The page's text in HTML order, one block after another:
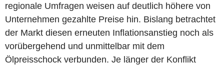
regionale Umfragen weisen auf deutlich höhere von
Unternehmen gezahlte Preise hin. Bislang betrachtet
der Markt diesen erneuten Inflationsanstieg noch als
vorübergehend und unmittelbar mit dem
Ölpreisschock verbunden. Je länger der Konflikt